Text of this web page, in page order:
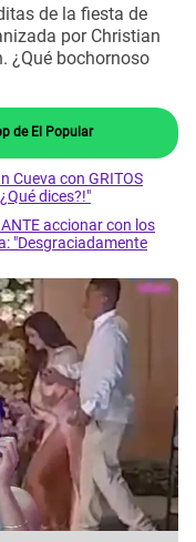
de la fiesta de
por Christian
¿Qué bochornoso
de El Popular
Cueva con GRITOS
dices?!"
accionar con los
"Desgraciadamente